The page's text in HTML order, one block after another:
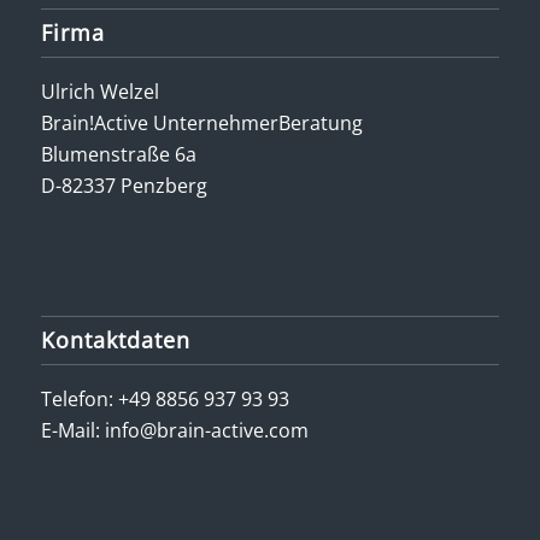
Firma
Ulrich Welzel
Brain!Active UnternehmerBeratung
Blumenstraße 6a
D-82337 Penzberg
Kontaktdaten
Telefon: +49 8856 937 93 93
E-Mail: info@brain-active.com